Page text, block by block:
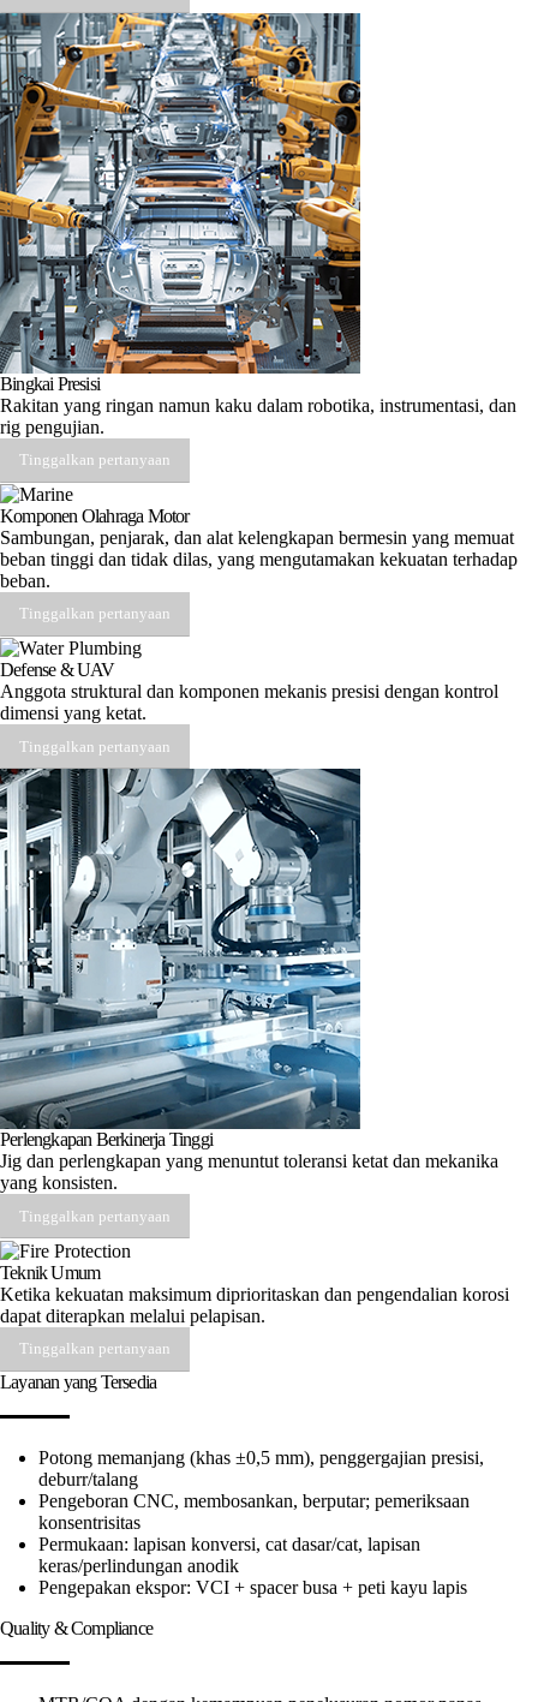
Bingkai Presisi
Rakitan yang ringan namun kaku dalam robotika, instrumentasi, dan
rig pengujian.
Tinggalkan pertanyaan
Komponen Olahraga Motor
Sambungan, penjarak, dan alat kelengkapan bermesin yang memuat
beban tinggi dan tidak dilas, yang mengutamakan kekuatan terhadap
beban.
Tinggalkan pertanyaan
Defense & UAV
Anggota struktural dan komponen mekanis presisi dengan kontrol
dimensi yang ketat.
Tinggalkan pertanyaan
Perlengkapan Berkinerja Tinggi
Jig dan perlengkapan yang menuntut toleransi ketat dan mekanika
yang konsisten.
Tinggalkan pertanyaan
Teknik Umum
Ketika kekuatan maksimum diprioritaskan dan pengendalian korosi
dapat diterapkan melalui pelapisan.
Tinggalkan pertanyaan
Layanan yang Tersedia
Potong memanjang (khas ±0,5 mm), penggergajian presisi,
deburr/talang
Pengeboran CNC, membosankan, berputar; pemeriksaan
konsentrisitas
Permukaan: lapisan konversi, cat dasar/cat, lapisan
keras/perlindungan anodik
Pengepakan ekspor: VCI + spacer busa + peti kayu lapis
Quality & Compliance